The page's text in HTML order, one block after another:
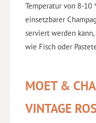
Temperatur von 8-10
einsetzbarer
serviert werden
wie Fisch oder
MOET &
VINTAGE